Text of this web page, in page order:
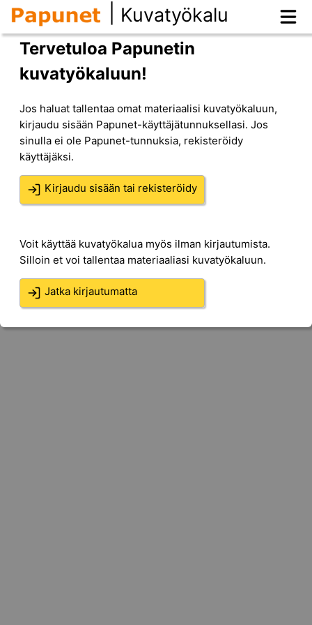
Kuvatyökalu
Tervetuloa Papunetin
kuvatyökaluun!
Jos haluat tallentaa omat materiaalisi kuvatyökaluun,
kirjaudu sisään Papunet-käyttäjätunnuksellasi. Jos
sinulla ei ole Papunet-tunnuksia, rekisteröidy
käyttäjäksi.
Kirjaudu sisään tai rekisteröidy
Voit käyttää kuvatyökalua myös ilman kirjautumista.
Silloin et voi tallentaa materiaaliasi kuvatyökaluun.
Jatka kirjautumatta